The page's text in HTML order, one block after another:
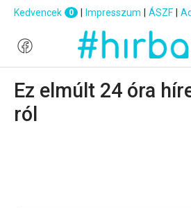
Kedvencek 0 | Impresszum | ÁSZF |
Ez elmúlt 24 óra
ról